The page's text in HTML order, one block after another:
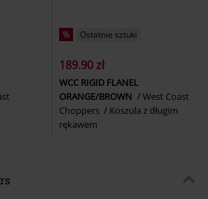
% Ostatnie sztuki
189.90 zł
WCC RIGID FLANEL
ORANGE/BROWN
West Coast
Choppers
Koszula z długim
rękawem